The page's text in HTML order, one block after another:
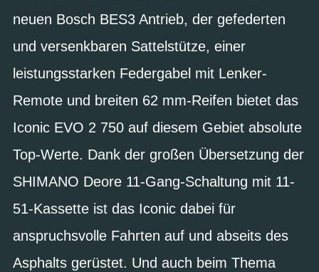
neuen Bosch BES3 Antrieb, der gefederten
und versenkbaren Sattelstütze, einer
leistungsstarken Federgabel mit Lenker-
Remote und breiten 62 mm-Reifen bietet das
Iconic EVO 2 750 auf diesem Gebiet absolute
Top-Werte. Dank der großen Übersetzung der
SHIMANO Deore 11-Gang-Schaltung mit 11-
51-Kassette ist das Iconic dabei für
anspruchsvolle Fahrten auf und abseits des
Asphalts gerüstet. Und auch beim Thema